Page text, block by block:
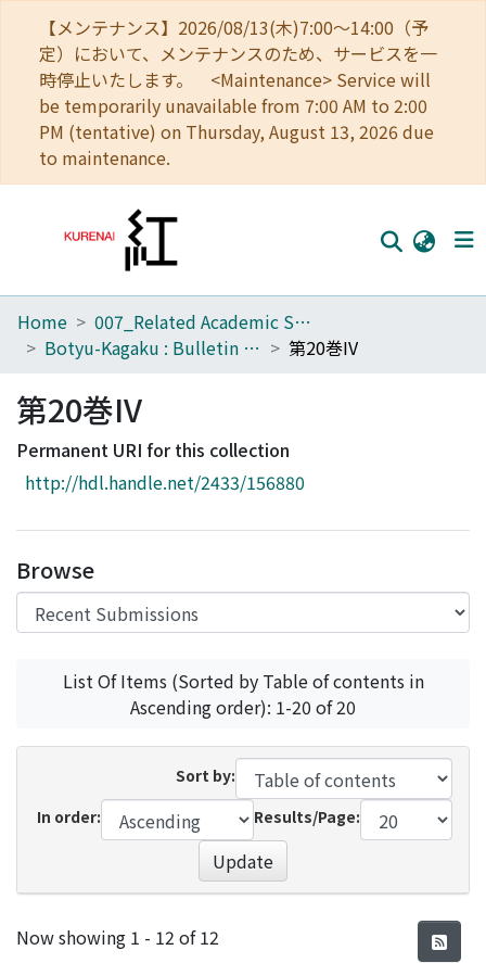
【メンテナンス】2026/08/13(木)7:00～14:00（予
定）において、メンテナンスのため、サービスを一
時停止いたします。 <Maintenance> Service will
be temporarily unavailable from 7:00 AM to 2:00
PM (tentative) on Thursday, August 13, 2026 due
to maintenance.
Home
Browse
Download Ranking
Access Statistics
Home
007_Related Academic Societies
Botyu-Kagaku : Bulletin of the Institute of Insect Control : Scientific insect control : Scientific pest control
第20巻IV
第20巻IV
Permanent URI for this collection
http://hdl.handle.net/2433/156880
Browse
List Of Items (Sorted by Table of contents in
Ascending order): 1-20 of 20
Sort by:
In order:
Results/Page:
Update
Recent Submissions
Now showing 1 - 12 of 12